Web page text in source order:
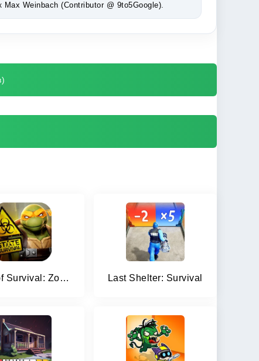
Weinbach (Contributor @ 9to5Google).
State of Survival: Zombie War Last Shelter: Survival